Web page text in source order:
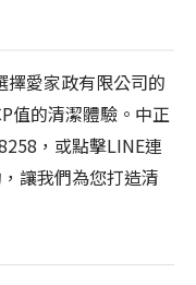
擇愛家政有限公司的
值的清潔體驗。中正
，或點擊LINE連
讓我們為您打造清